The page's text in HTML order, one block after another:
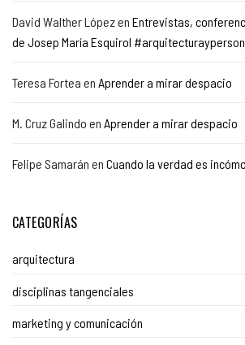
David Walther Lópezen Entrevistas,
de Josep María Esquirol
Teresa Fortea en Aprender a mirar despacio
M. Cruz Galindo en Aprender a mirar despacio
Felipe Samarán en Cuando la verdad es
CATEGORÍAS
arquitectura
disciplinas tangenciales
marketing y comunicación